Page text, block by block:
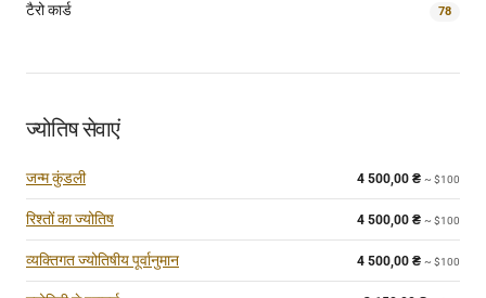
टैरो कार्ड 78
ज्योतिष सेवाएं
जन्म कुंडली 4 500,00 ₴ ~ $100
रिश्तों का ज्योतिष 4 500,00 ₴ ~ $100
व्यक्तिगत ज्योतिषीय पूर्वानुमान 4 500,00 ₴ ~ $100